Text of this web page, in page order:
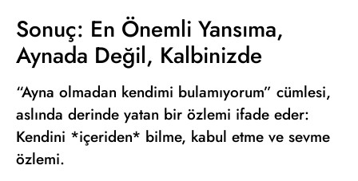
Sonuç: En Önemli Yansıma,
Aynada Değil, Kalbinizde
“Ayna olmadan kendimi bulamıyorum” cümlesi,
aslında derinde yatan bir özlemi ifade eder:
Kendini *içeriden* bilme, kabul etme ve sevme
özlemi.